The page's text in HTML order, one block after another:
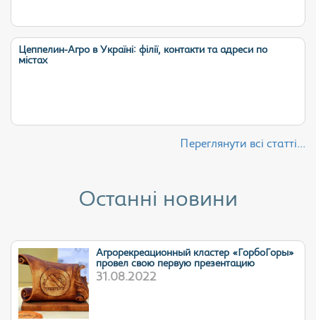
Цеппелин-Агро в Україні: філії, контакти та адреси по
містах
Переглянути всі статті...
Останні новини
Агрорекреационный кластер «ГорбоГоры»
провел свою первую презентацию
31.08.2022